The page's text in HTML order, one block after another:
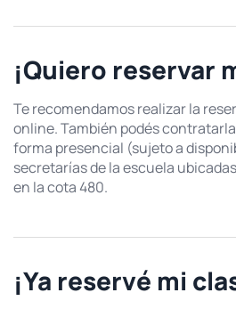
¡Quiero reservar
Te recomendamos realizar la
online. También podés
forma presencial (sujeto a
secretarías de la escuela
en la cota 480.
¡Ya reservé mi